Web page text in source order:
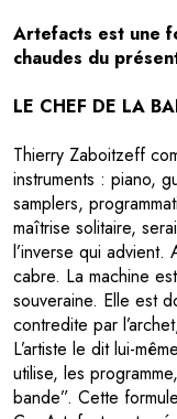
Artefacts est une
chaudes du
LE CHEF DE LA
Thierry Zaboitzeff
instruments : piano,
samplers,
maîtrise solitaire,
l’inverse qui advient.
cabre. La machine
souveraine. Elle est
contredite par
L’artiste le dit lui-
utilise, les
bande”. Cette